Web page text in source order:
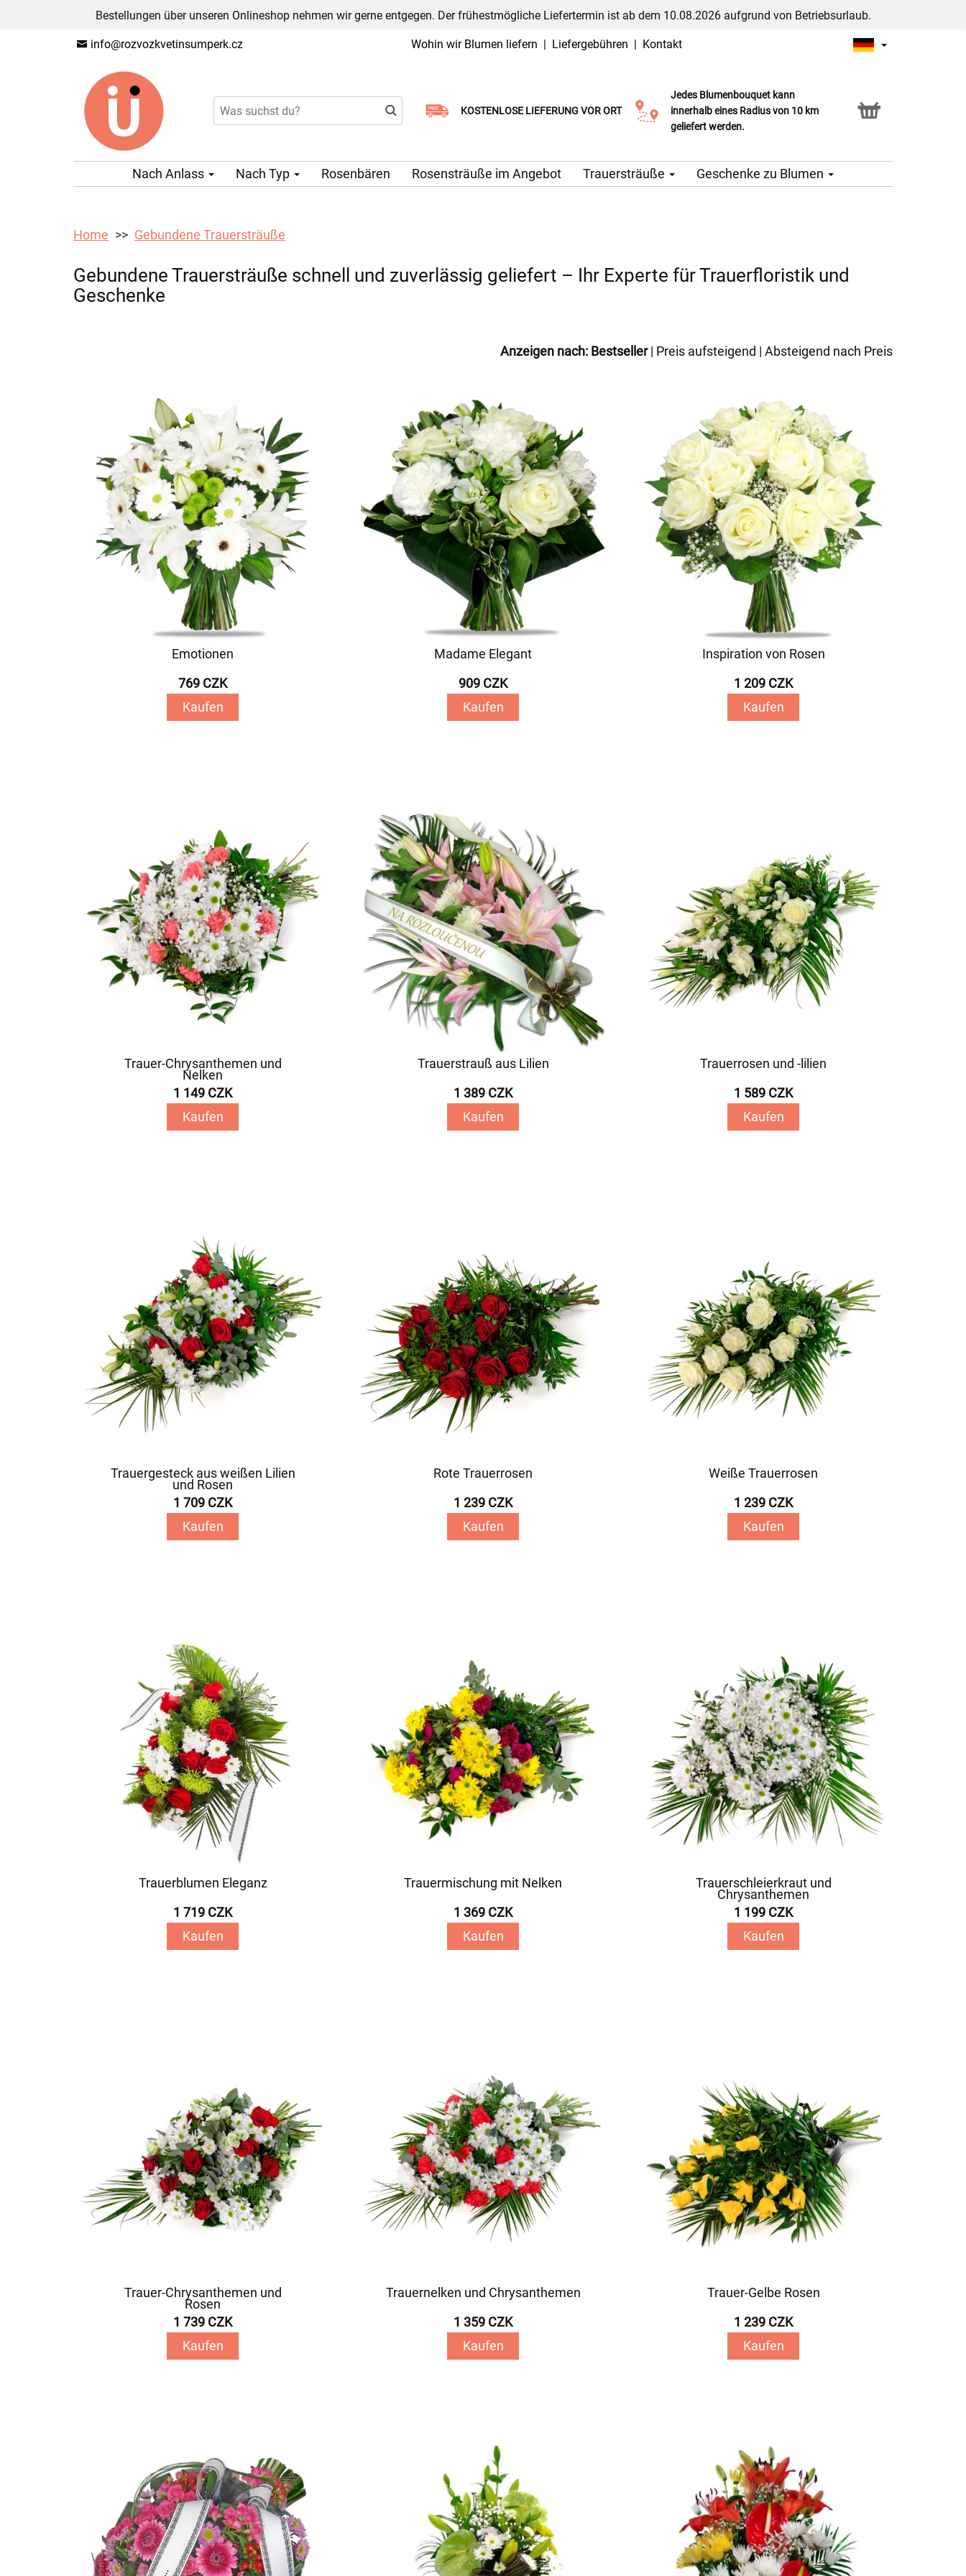
Bestellungen über unseren Onlineshop nehmen wir gerne entgegen. Der frühestmögliche Liefertermin ist ab dem 10.08.2026 aufgrund von Betriebsurlaub.
info@rozvozkvetinsumperk.cz Wohin wir Blumen liefern | Liefergebühren | Kontakt
KOSTENLOSE LIEFERUNG VOR ORT
Wählen Sie Ihr Lieferdatum
Jedes Blumenbouquet kann
innerhalb eines Radius von 10 km
geliefert werden.
Click & Collect Service
Nach Anlass Nach Typ Rosenbären Rosensträuße im Angebot Trauersträuße Geschenke zu Blumen
Home Gebundene Trauersträuße
Gebundene Trauersträuße schnell und zuverlässig geliefert – Ihr Experte für Trauerfloristik und
Geschenke
Anzeigen nach: Bestseller| Preis aufsteigend | Absteigend nach Preis
Emotionen
769 CZK
Kaufen
Madame Elegant
909 CZK
Kaufen
Inspiration von Rosen
1 209 CZK
Kaufen
Trauer-Chrysanthemen und
Nelken
1 149 CZK
Kaufen
Trauerstrauß aus Lilien
1 389 CZK
Kaufen
Trauerrosen und -lilien
1 589 CZK
Kaufen
Trauergesteck aus weißen Lilien
und Rosen
1 709 CZK
Kaufen
Rote Trauerrosen
1 239 CZK
Kaufen
Weiße Trauerrosen
1 239 CZK
Kaufen
Trauerblumen Eleganz
1 719 CZK
Kaufen
Trauermischung mit Nelken
1 369 CZK
Kaufen
Trauerschleierkraut und
Chrysanthemen
1 199 CZK
Kaufen
Trauer-Chrysanthemen und
Rosen
1 739 CZK
Kaufen
Trauernelken und Chrysanthemen
1 359 CZK
Kaufen
Trauer-Gelbe Rosen
1 239 CZK
Kaufen